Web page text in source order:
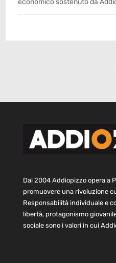
economico sostenuto da
Dal 2004 Addiopizzo opera a
promuovere una rivoluzione
Responsabilità individuale e
libertà, protagonismo
sociale sono i valori in cui